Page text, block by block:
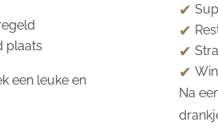
plaats
een leuke en
Na